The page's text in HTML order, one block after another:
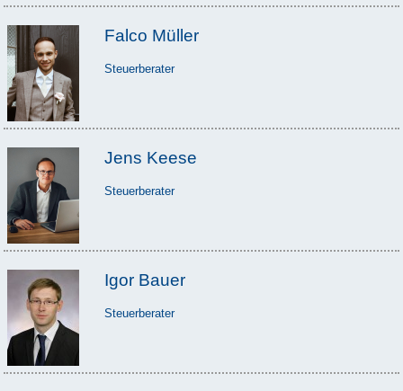
Falco Müller
Steuerberater
Jens Keese
Steuerberater
Igor Bauer
Steuerberater